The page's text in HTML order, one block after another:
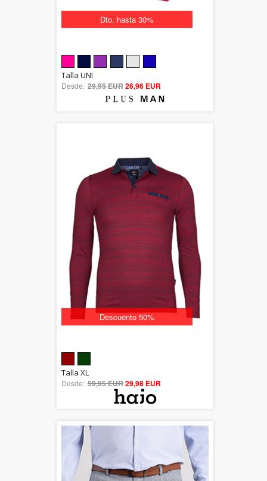
Dto. hasta 30%
out of 5
Talla UNI
Desde: 29,95 EUR26,96 EUR
Descuento 50%
out of 5
Talla XL
Desde: 59,95 EUR29,98 EUR